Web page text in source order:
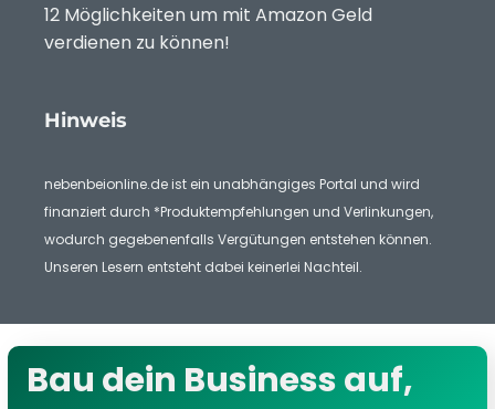
12 Möglichkeiten um mit Amazon Geld
verdienen zu können!
Hinweis
nebenbeionline.de ist ein unabhängiges Portal und wird
finanziert durch *Produktempfehlungen und Verlinkungen,
wodurch gegebenenfalls Vergütungen entstehen können.
Unseren Lesern entsteht dabei keinerlei Nachteil.
Bau dein Business auf,